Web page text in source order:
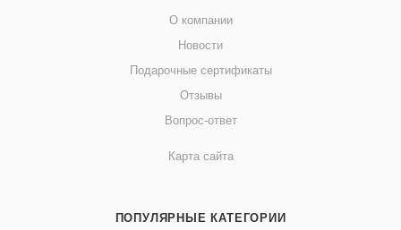
О компании
Новости
Подарочные сертификаты
Отзывы
Вопрос-ответ
Карта сайта
ПОПУЛЯРНЫЕ КАТЕГОРИИ